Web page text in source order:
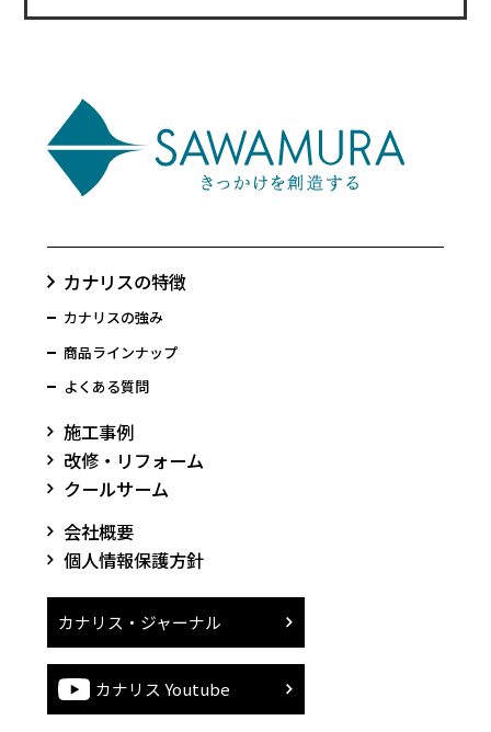
カナリスの特徴
カナリスの強み
商品ラインナップ
よくある質問
施工事例
改修・リフォーム
クールサーム
会社概要
個人情報保護方針
カナリス・ジャーナル
カナリス Youtube